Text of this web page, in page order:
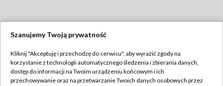
TVP
Abonament TVP
Regulamin TVP
Szanujemy Twoją prywatność
Kliknij "Akceptuję i przechodzę do serwisu", aby wyrazić zgody na
korzystanie z technologii automatycznego śledzenia i zbierania danych,
dostęp do informacji na Twoim urządzeniu końcowym i ich
przechowywanie oraz na przetwarzanie Twoich danych osobowych przez